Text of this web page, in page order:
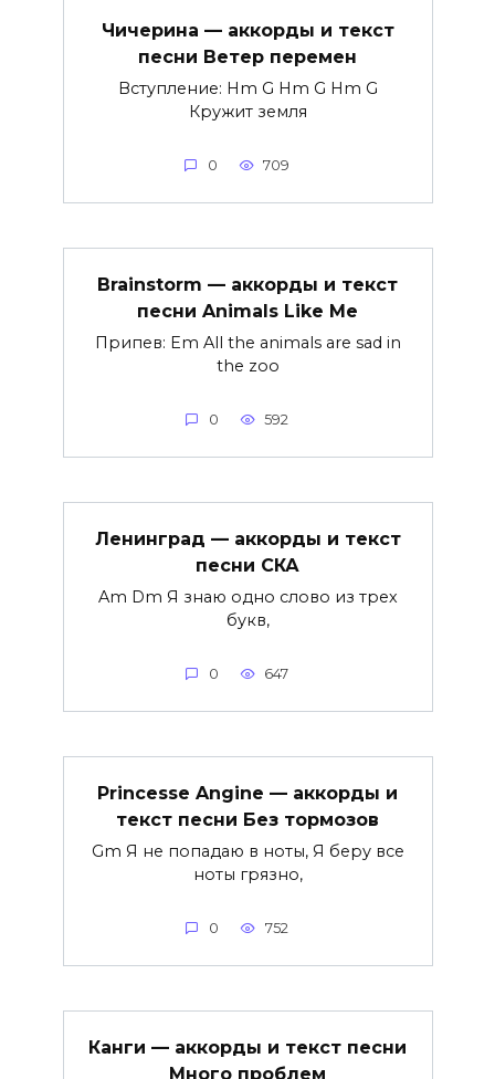
Чичерина — аккорды и текст
песни Ветер перемен
Вступление: Hm G Hm G Hm G
Кружит земля
0 709
Brainstorm — аккорды и текст
песни Animals Like Me
Припев: Em All the animals are sad in
the zoo
0 592
Ленинград — аккорды и текст
песни СКА
Am Dm Я знаю одно слово из трех
букв,
0 647
Princesse Angine — аккорды и
текст песни Без тормозов
Gm Я не попадаю в ноты, Я беру все
ноты грязно,
0 752
Канги — аккорды и текст песни
Много проблем